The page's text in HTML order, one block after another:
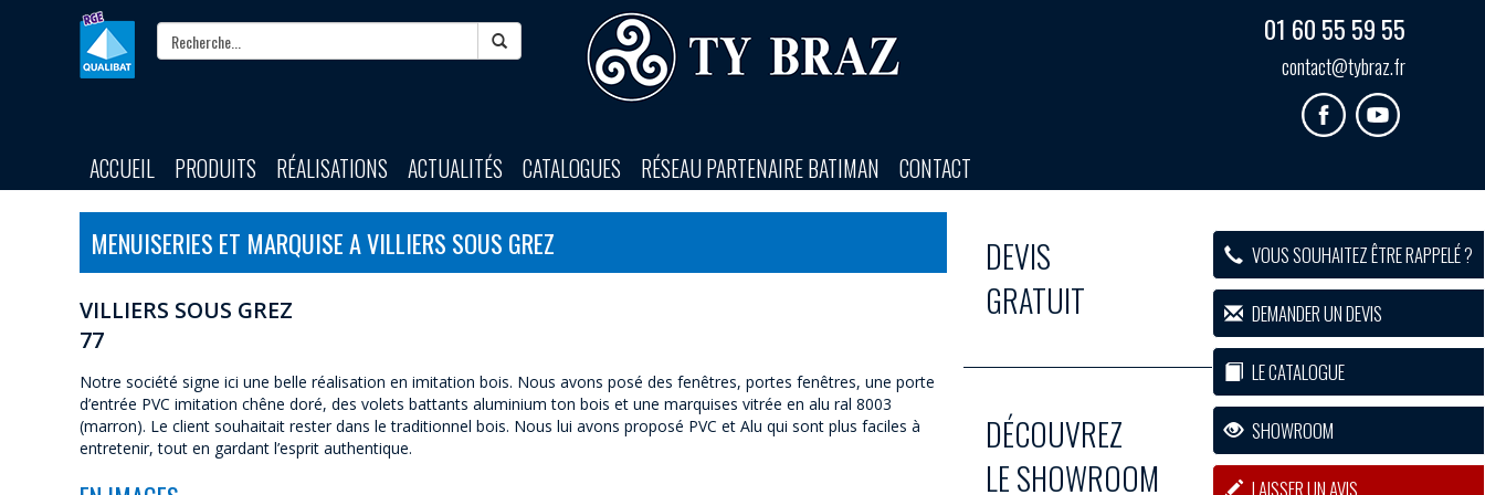
VOUS SOUHAITEZ ÊTRE RAPPELÉ ?
DEMANDER UN DEVIS
LE CATALOGUE
SHOWROOM
LAISSER UN AVIS
01 60 55 59 55
contact@tybraz.fr
ACCUEIL PRODUITS RÉALISATIONS ACTUALITÉS CATALOGUES RÉSEAU PARTENAIRE BATIMAN CONTACT
MENUISERIES ET MARQUISE A VILLIERS SOUS GREZ
VILLIERS SOUS GREZ
77
Notre société signe ici une belle réalisation en imitation bois. Nous avons posé des fenêtres, portes fenêtres, une porte
d’entrée PVC imitation chêne doré, des volets battants aluminium ton bois et une marquises vitrée en alu ral 8003
(marron). Le client souhaitait rester dans le traditionnel bois. Nous lui avons proposé PVC et Alu qui sont plus faciles à
entretenir, tout en gardant l’esprit authentique.
DEVIS
GRATUIT
DÉCOUVREZ
LE SHOWROOM